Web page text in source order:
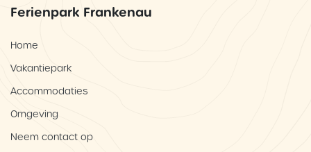
Ferienpark Frankenau
Home
Vakantiepark
Accommodaties
Omgeving
Neem contact op